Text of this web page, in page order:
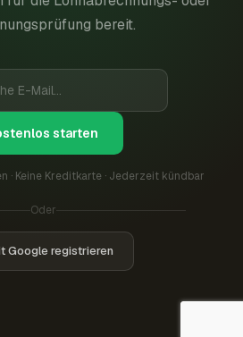
bereit.
starten
· Keine Kreditkarte · Jederzeit kündbar
Oder
Google registrieren